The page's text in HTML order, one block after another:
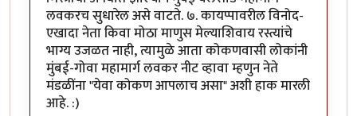
लवकरच सुधारेल असे वाटते. ७. कायप्पावरील विनोद-
एखादा नेता किवा मोठा माणुस मेल्याशिवाय रस्त्यांचे
भाग्य उजळत नाही, त्यामुळे आता कोकणवासी लोकांनी
मुंबई-गोवा महामार्ग लवकर नीट व्हावा म्हणुन नेते
मंडळींना "येवा कोकण आपलाच असा" अशी हाक मारली
आहे. :)